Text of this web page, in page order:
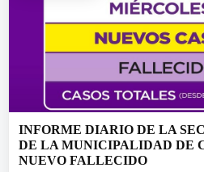
INFORME DIARIO DE LA
DE LA MUNICIPALIDAD DE
NUEVO FALLECIDO